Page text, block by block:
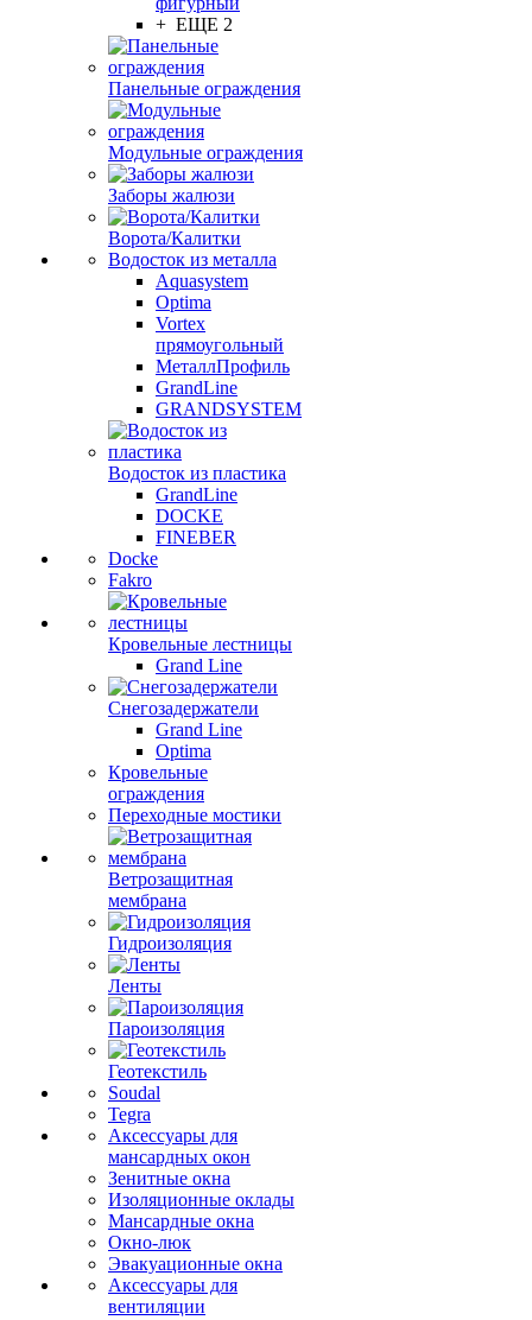
+ ЕЩЕ 2
Панельные ограждения
Модульные ограждения
Заборы жалюзи
Ворота/Калитки
Водосток из металла
Aquasystem
Optima
Vortex
прямоугольный
МеталлПрофиль
GrandLine
GRANDSYSTEM
Водосток из пластика
GrandLine
DOCKE
FINEBER
Docke
Fakro
Кровельные лестницы
Grand Line
Снегозадержатели
Grand Line
Optima
Кровельные
ограждения
Переходные мостики
Ветрозащитная
мембрана
Гидроизоляция
Ленты
Пароизоляция
Геотекстиль
Soudal
Tegra
Аксессуары для
мансардных окон
Зенитные окна
Изоляционные оклады
Мансардные окна
Окно-люк
Эвакуационные окна
Аксессуары для
вентиляции